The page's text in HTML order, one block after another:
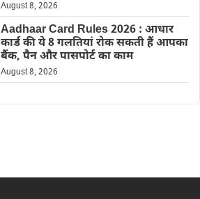
August 8, 2026
Aadhaar Card Rules 2026 : आधार
कार्ड की ये 8 गलतियां रोक सकती हैं आपका
बैंक, पैन और पासपोर्ट का काम
August 8, 2026